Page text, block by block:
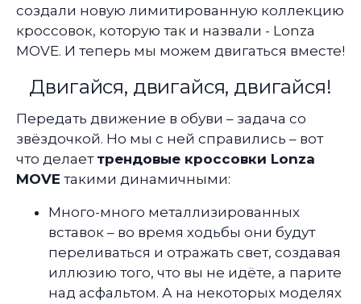
создали новую лимитированную коллекцию
кроссовок, которую так и назвали - Lonza
MOVE. И теперь мы можем двигаться вместе!
Двигайся, двигайся, двигайся!
Передать движение в обуви – задача со
звёздочкой. Но мы с ней справились – вот
что делает трендовые кроссовки Lonza
MOVE такими динамичными:
Много-много металлизированных
вставок – во время ходьбы они будут
переливаться и отражать свет, создавая
иллюзию того, что вы не идёте, а парите
над асфальтом. А на некоторых моделях